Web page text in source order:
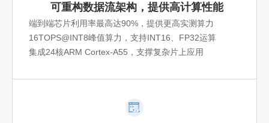
可重构数据流架构，提供高计算性能
端到端芯片利用率最高达90%，提供更高实测算力
16TOPS@INT8峰值算力，支持INT16、FP32运算
集成24核ARM Cortex-A55，支撑复杂片上应用